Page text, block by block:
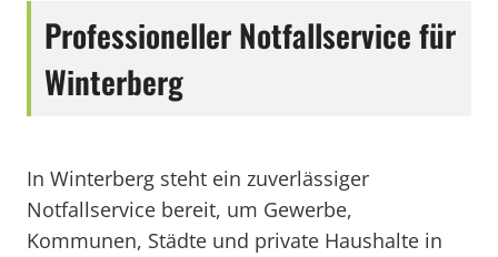
Professioneller Notfallservice für
Winterberg
In Winterberg steht ein zuverlässiger
Notfallservice bereit, um Gewerbe,
Kommunen, Städte und private Haushalte in